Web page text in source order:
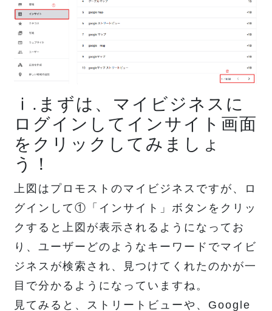
ⅰ.まずは、マイビジネスに
ログインしてインサイト画面
をクリックしてみましょ
う！
上図はプロモストのマイビジネスですが、ロ
グインして①「インサイト」ボタンをクリッ
クすると上図が表示されるようになってお
り、ユーザーどのようなキーワードでマイビ
ジネスが検索され、見つけてくれたのかが一
目で分かるようになっていますね。
見てみると、ストリートビューや、Google